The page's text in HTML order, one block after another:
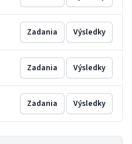
Zadania Výsledky
Zadania Výsledky
Zadania Výsledky